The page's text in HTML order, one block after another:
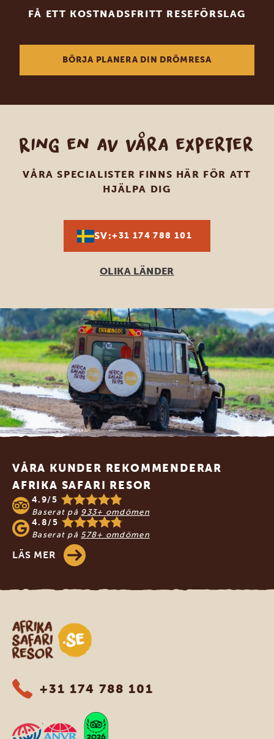
FÅ ETT KOSTNADSFRITT RESEFÖRSLAG
BÖRJA PLANERA DIN DRÖMRESA
Ring en av våra experter
VÅRA SPECIALISTER FINNS HÄR FÖR ATT
HJÄLPA DIG
SV:+31 174 788 101
OLIKA LÄNDER
VÅRA KUNDER REKOMMENDERAR
AFRIKA SAFARI RESOR
4.9/5
Baserat på 933+ omdömen
4.8/5
Baserat på 578+ omdömen
LÄS MER
Safari-resor i Afrika
+31 174 788 101